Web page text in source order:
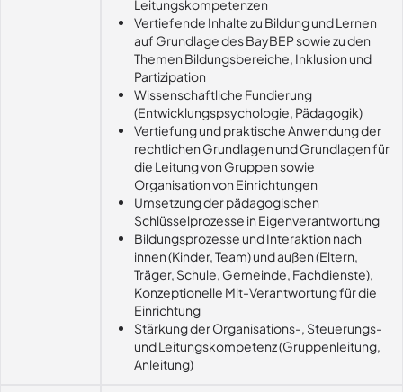
Leitungskompetenzen
Vertiefende Inhalte zu Bildung und Lernen
auf Grundlage des BayBEP sowie zu den
Themen Bildungsbereiche, Inklusion und
Partizipation
Wissenschaftliche Fundierung
(Entwicklungspsychologie, Pädagogik)
Vertiefung und praktische Anwendung der
rechtlichen Grundlagen und Grundlagen für
die Leitung von Gruppen sowie
Organisation von Einrichtungen
Umsetzung der pädagogischen
Schlüsselprozesse in Eigenverantwortung
Bildungsprozesse und Interaktion nach
innen (Kinder, Team) und außen (Eltern,
Träger, Schule, Gemeinde, Fachdienste),
Konzeptionelle Mit-Verantwortung für die
Einrichtung
Stärkung der Organisations-, Steuerungs-
und Leitungskompetenz (Gruppenleitung,
Anleitung)